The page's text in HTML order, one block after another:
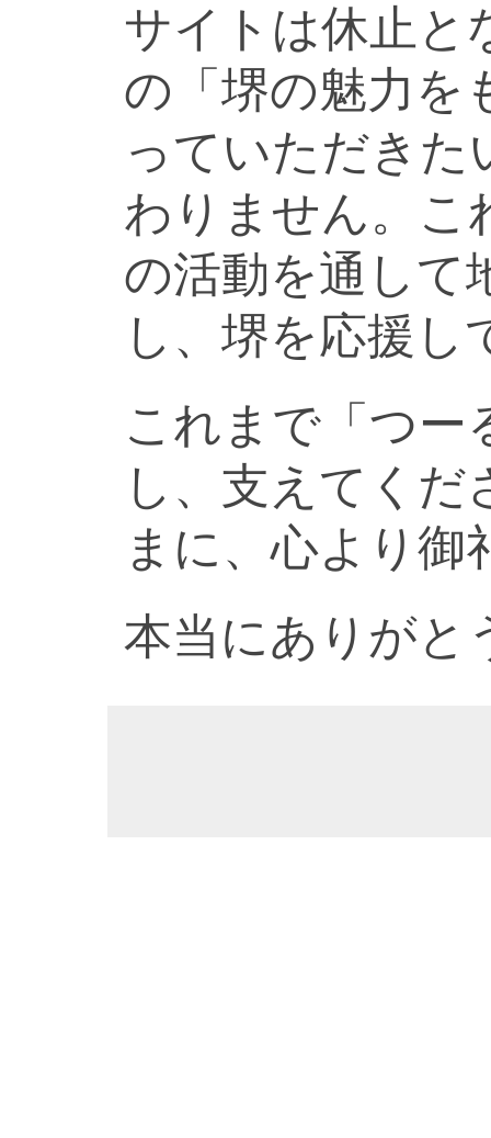
サイトは休止と
の「堺の魅力を
っていただきた
わりません。こ
の活動を通して
し、堺を応援し
これまで「つー
し、支えてく
まに、心より御
本当にありがと